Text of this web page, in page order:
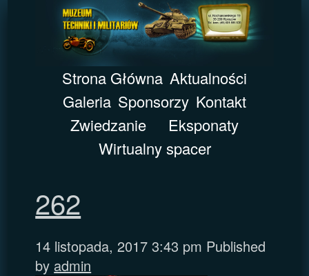
Strona Główna Aktualności
Galeria Sponsorzy Kontakt
Zwiedzanie
Eksponaty
Wirtualny spacer
262
14 listopada, 2017 3:43 pm Published
by admin